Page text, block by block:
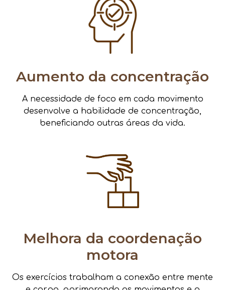
Aumento da concentração
A necessidade de foco em cada movimento
desenvolve a habilidade de concentração,
beneficiando outras áreas da vida.
Melhora da coordenação
motora
Os exercícios trabalham a conexão entre mente